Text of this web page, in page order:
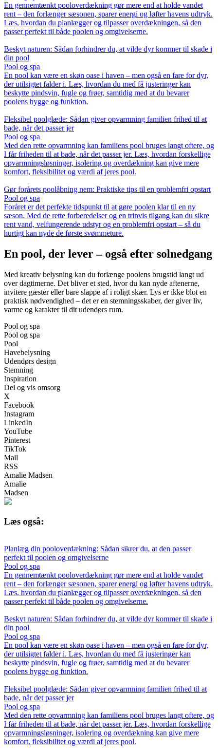
En gennemtænkt pooloverdækning gør mere end at holde vandet
rent – den forlænger sæsonen, sparer energi og løfter havens udtryk.
Læs, hvordan du planlægger og tilpasser overdækningen, så den
passer perfekt til både poolen og omgivelserne.
Beskyt naturen: Sådan forhindrer du, at vilde dyr kommer til skade i
din pool
Pool og spa
En pool kan være en skøn oase i haven – men også en fare for dyr,
der utilsigtet falder i. Læs, hvordan du med få justeringer kan
beskytte pindsvin, fugle og frøer, samtidig med at du bevarer
poolens hygge og funktion.
Fleksibel poolglæde: Sådan giver opvarmning familien frihed til at
bade, når det passer jer
Pool og spa
Med den rette opvarmning kan familiens pool bruges langt oftere, og
I får friheden til at bade, når det passer jer. Læs, hvordan forskellige
opvarmningsløsninger, isolering og overdækning kan give mere
komfort, fleksibilitet og værdi af jeres pool.
Gør forårets poolåbning nem: Praktiske tips til en problemfri opstart
Pool og spa
Foråret er det perfekte tidspunkt til at gøre poolen klar til en ny
sæson. Med de rette forberedelser og en trinvis tilgang kan du sikre
rent vand, velfungerende udstyr og en problemfri opstart – så du
hurtigt kan nyde de første svømmeture.
En pool, der lever – også efter solnedgang
Med kreativ belysning kan du forlænge poolens brugstid langt ud
over dagtimerne. Det bliver et sted, hvor du kan nyde aftenerne,
invitere gæster eller bare slappe af i roligt skær. Lys er ikke blot en
praktisk nødvendighed – det er en stemningsskaber, der giver liv,
varme og karakter til dit udendørs rum.
Pool og spa
Pool og spa
Pool
Havebelysning
Udendørs design
Stemning
Inspiration
Del og vis omsorg
X
Facebook
Instagram
LinkedIn
YouTube
Pinterest
TikTok
Mail
RSS
Amalie Madsen
Amalie
Madsen
Læs også:
Planlæg din pooloverdækning: Sådan sikrer du, at den passer
perfekt til poolen og omgivelserne
Pool og spa
En gennemtænkt pooloverdækning gør mere end at holde vandet
rent – den forlænger sæsonen, sparer energi og løfter havens udtryk.
Læs, hvordan du planlægger og tilpasser overdækningen, så den
passer perfekt til både poolen og omgivelserne.
Beskyt naturen: Sådan forhindrer du, at vilde dyr kommer til skade i
din pool
Pool og spa
En pool kan være en skøn oase i haven – men også en fare for dyr,
der utilsigtet falder i. Læs, hvordan du med få justeringer kan
beskytte pindsvin, fugle og frøer, samtidig med at du bevarer
poolens hygge og funktion.
Fleksibel poolglæde: Sådan giver opvarmning familien frihed til at
bade, når det passer jer
Pool og spa
Med den rette opvarmning kan familiens pool bruges langt oftere, og
I får friheden til at bade, når det passer jer. Læs, hvordan forskellige
opvarmningsløsninger, isolering og overdækning kan give mere
komfort, fleksibilitet og værdi af jeres pool.